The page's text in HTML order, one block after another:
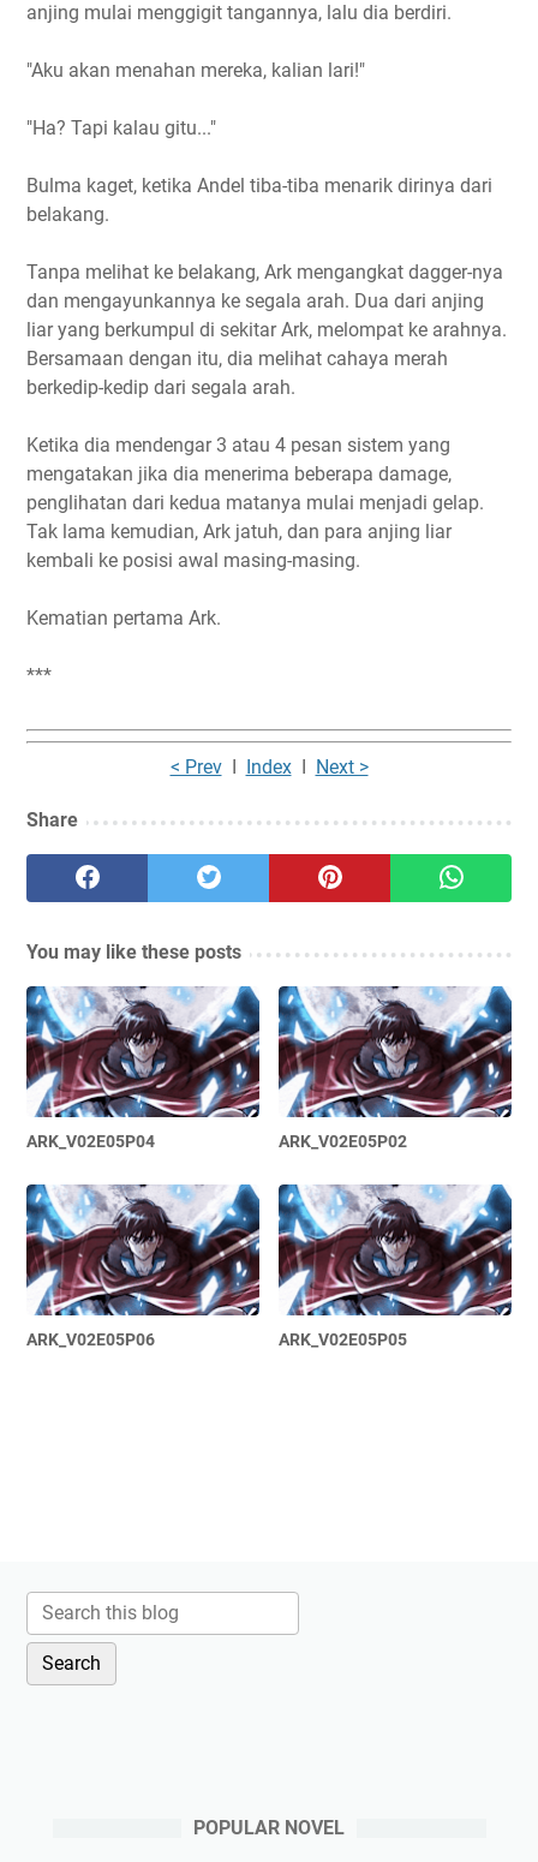
anjing mulai menggigit tangannya, lalu dia berdiri.
"Aku akan menahan mereka, kalian lari!"
"Ha? Tapi kalau gitu..."
Bulma kaget, ketika Andel tiba-tiba menarik dirinya dari
belakang.
Tanpa melihat ke belakang, Ark mengangkat dagger-nya
dan mengayunkannya ke segala arah. Dua dari anjing
liar yang berkumpul di sekitar Ark, melompat ke arahnya.
Bersamaan dengan itu, dia melihat cahaya merah
berkedip-kedip dari segala arah.
Ketika dia mendengar 3 atau 4 pesan sistem yang
mengatakan jika dia menerima beberapa damage,
penglihatan dari kedua matanya mulai menjadi gelap.
Tak lama kemudian, Ark jatuh, dan para anjing liar
kembali ke posisi awal masing-masing.
Kematian pertama Ark.
***
< PrevI IndexI Next >
Share
You may like these posts
ARK_V02E05P04 ARK_V02E05P02
ARK_V02E05P06 ARK_V02E05P05
POPULAR NOVEL